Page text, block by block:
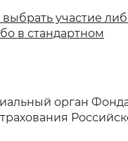
настройки
участие
в стандартном
орган